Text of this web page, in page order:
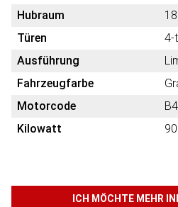
Hubraum
Türen
4-
Ausführung
Fahrzeugfarbe
Motorcode
Kilowatt
90
ICH MÖCHTE MEHR